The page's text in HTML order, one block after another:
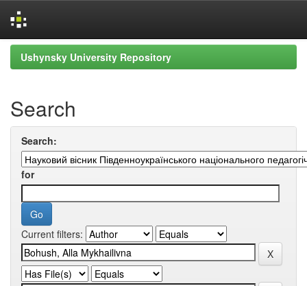
Skip
navigation
Ushynsky University Repository
Search
Search:
for
Current filters: